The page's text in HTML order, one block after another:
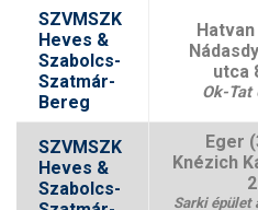
SZVMSZK
Heves &
Szabolcs-
Szatmár-
Bereg
utca
Ok-Tat
SZVMSZK
Heves &
Szabolcs-
Eger
Knézich
Sarki épület